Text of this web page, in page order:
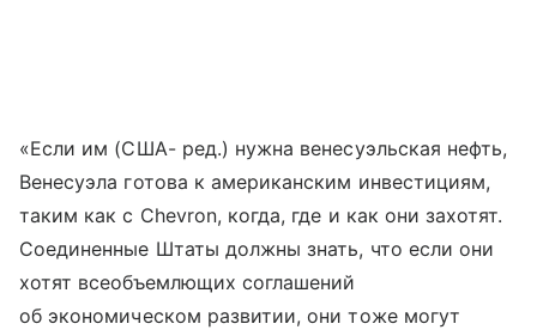
«Если им (США- ред.) нужна венесуэльская нефть,
Венесуэла готова к американским инвестициям,
таким как с Chevron, когда, где и как они захотят.
Соединенные Штаты должны знать, что если они
хотят всеобъемлющих соглашений
об экономическом развитии, они тоже могут